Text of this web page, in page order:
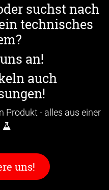
suchst nach
technisches
an!
auch
Produkt - alles aus einer
uns!